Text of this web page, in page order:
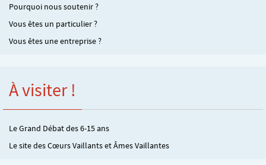
Pourquoi nous soutenir ?
Vous êtes un particulier ?
Vous êtes une entreprise ?
À visiter !
Le Grand Débat des 6-15 ans
Le site des Cœurs Vaillants et Âmes Vaillantes